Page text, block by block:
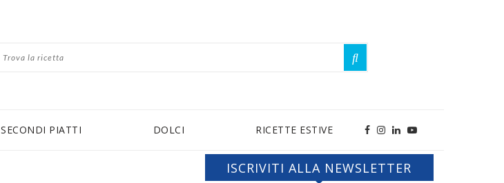
SECONDI PIATTI DOLCI RICETTE ESTIVE
ISCRIVITI ALLA NEWSLETTER